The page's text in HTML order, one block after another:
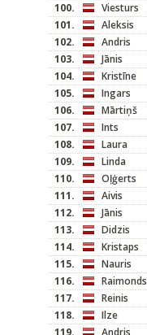
100.
Viesturs
101.
Aleksis
102.
Andris
103.
Jānis
104.
Kristīne
105.
Ingars
106.
Mārtiņš
107.
Ints
108.
Laura
109.
Linda
110.
Oļģerts
111.
Aivis
112.
Jānis
113.
Didzis
114.
Kristaps
115.
Nauris
116.
Raimonds
117.
Reinis
118.
Ilze
119.
Andris